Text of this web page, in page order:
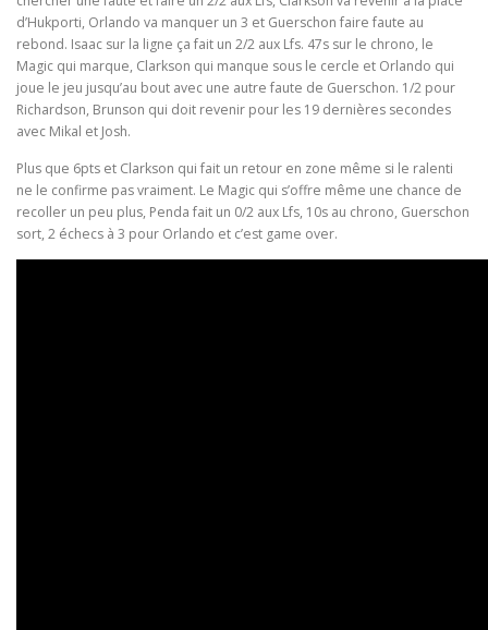
d’Hukporti, Orlando va manquer un 3 et Guerschon faire faute au
rebond. Isaac sur la ligne ça fait un 2/2 aux Lfs. 47s sur le chrono, le
Magic qui marque, Clarkson qui manque sous le cercle et Orlando qui
joue le jeu jusqu’au bout avec une autre faute de Guerschon. 1/2 pour
Richardson, Brunson qui doit revenir pour les 19 dernières secondes
avec Mikal et Josh.
Plus que 6pts et Clarkson qui fait un retour en zone même si le ralenti
ne le confirme pas vraiment. Le Magic qui s’offre même une chance de
recoller un peu plus, Penda fait un 0/2 aux Lfs, 10s au chrono, Guerschon
sort, 2 échecs à 3 pour Orlando et c’est game over.